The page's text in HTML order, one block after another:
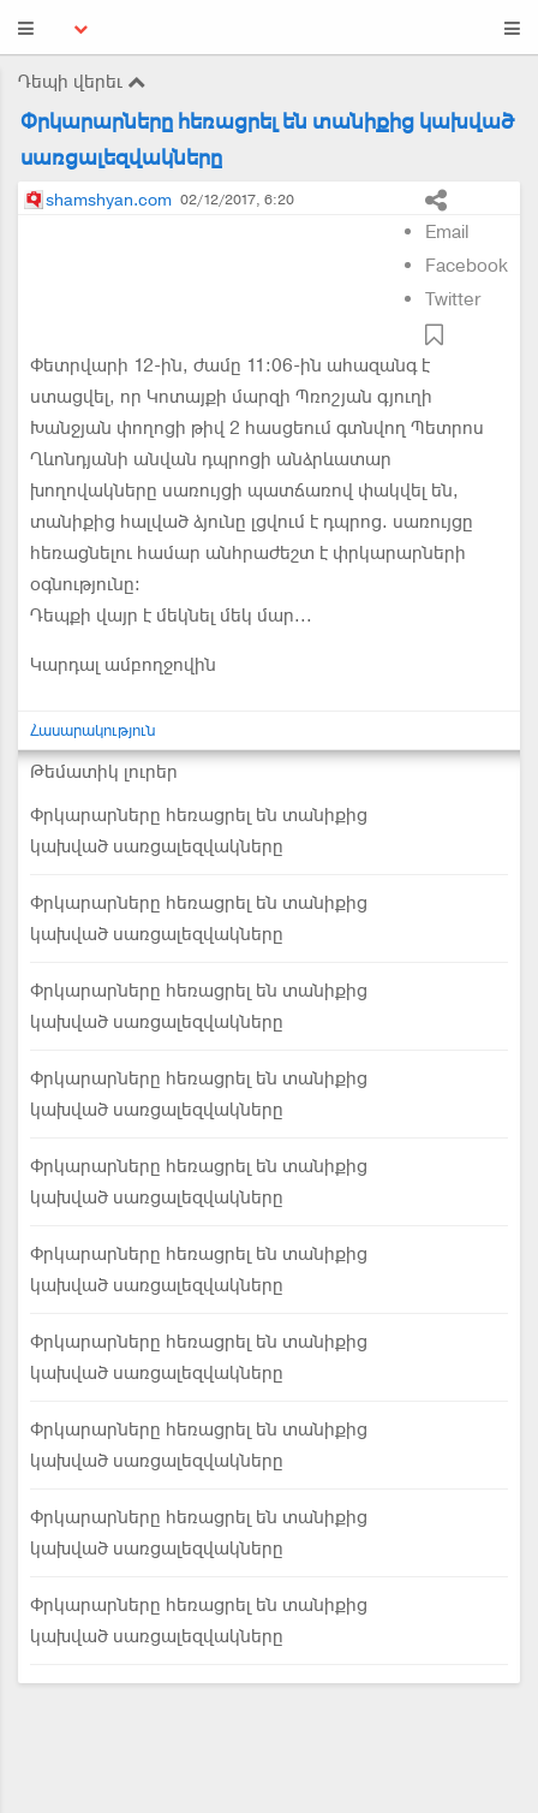
Դեպի վերեւ
Փրկարարները հեռացրել են տանիքից կախված
սառցալեզվակները
shamshyan.com 02/12/2017, 6:20
Email
Facebook
Twitter
Փետրվարի 12-ին, ժամը 11:06-ին ահազանգ է
ստացվել, որ Կոտայքի մարզի Պռոշյան գյուղի
Խանջյան փողոցի թիվ 2 հասցեում գտնվող Պետրոս
Ղևոնդյանի անվան դպրոցի անձրևատար
խողովակները սառույցի պատճառով փակվել են,
տանիքից հալված ձյունը լցվում է դպրոց. սառույցը
հեռացնելու համար անհրաժեշտ է փրկարարների
օգնությունը:
Դեպքի վայր է մեկնել մեկ մար...
Կարդալ ամբողջովին
Հասարակություն
Թեմատիկ լուրեր
Փրկարարները հեռացրել են տանիքից
կախված սառցալեզվակները
Փրկարարները հեռացրել են տանիքից
կախված սառցալեզվակները
Փրկարարները հեռացրել են տանիքից
կախված սառցալեզվակները
Փրկարարները հեռացրել են տանիքից
կախված սառցալեզվակները
Փրկարարները հեռացրել են տանիքից
կախված սառցալեզվակները
Փրկարարները հեռացրել են տանիքից
կախված սառցալեզվակները
Փրկարարները հեռացրել են տանիքից
կախված սառցալեզվակները
Փրկարարները հեռացրել են տանիքից
կախված սառցալեզվակները
Փրկարարները հեռացրել են տանիքից
կախված սառցալեզվակները
Փրկարարները հեռացրել են տանիքից
կախված սառցալեզվակները